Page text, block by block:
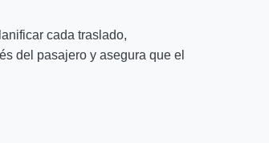
cada traslado,
del pasajero y asegura que el